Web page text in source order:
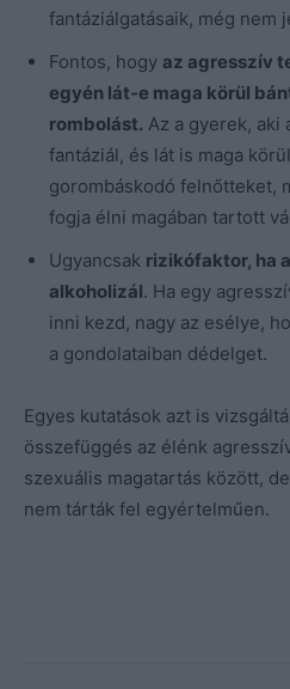
fantáziálgatásaik, még nem
Fontos, hogy az agresszív
egyén lát-e maga körül
rombolást. Az a gyerek, aki
fantáziál, és lát is maga
gorombáskodó felnőtteket,
fogja élni magában tartott
Ugyancsak rizikófaktor, ha
alkoholizál. Ha egy
inni kezd, nagy az esélye,
a gondolataiban dédelget.
Egyes kutatások azt is
összefüggés az élénk
szexuális magatartás között,
nem tárták fel egyértelműen.